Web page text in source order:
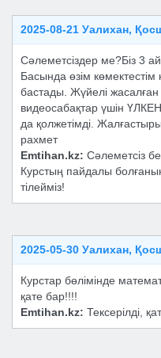
2025-08-21 Уалихан,
Сәлеметсіздер ме?Біз 3
Басында өзім көмектестім
бастады. Жүйелі жасалған
видеосабақтар үшін
да қолжетімді.
рахмет
Emtihan.kz: Сәлеметсіз
Курстың пайдалы
тілейміз!
2025-05-30 Уалихан,
Курстар бөлімінде
қате бар!!!!
Emtihan.kz: Тексерілді,